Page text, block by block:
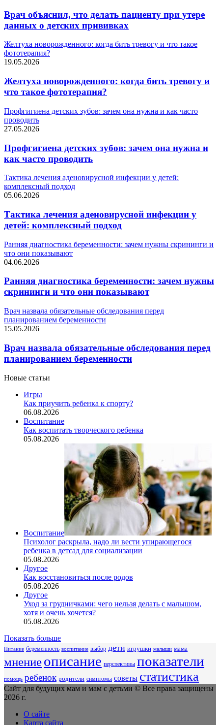
Врач объяснил, что делать пациенту при утере
данных о детских прививках
Желтуха новорожденного: когда бить тревогу и что такое
фототерапия?
19.05.2026
Желтуха новорожденного: когда бить тревогу и
что такое фототерапия?
Профгигиена детских зубов: зачем она нужна и как часто
проводить
27.05.2026
Профгигиена детских зубов: зачем она нужна и
как часто проводить
Тактика лечения аденовирусной инфекции у детей:
комплексный подход
05.06.2026
Тактика лечения аденовирусной инфекции у
детей: комплексный подход
Ранняя диагностика беременности: зачем нужны скрининги и
что они показывают
04.06.2026
Ранняя диагностика беременности: зачем нужны
скрининги и что они показывают
Врач назвала обязательные обследования перед
планированием беременности
15.05.2026
Врач назвала обязательные обследования перед
планированием беременности
Новые статьи
Игры
Как приучить ребенка к спорту?
06.08.2026
Воспитание
Как воспитать творческого ребенка
05.08.2026
Воспитание
Психолог раскрыла, надо ли вести упирающегося
ребенка в детсад для социализации
05.08.2026
Другое
Как восстановиться после родов
05.08.2026
Другое
Уход за грудничками: чего нельзя делать с малышом,
хотя и очень хочется?
05.08.2026
Показать больше
Питание беременность воспитание выбор дети игрушки малыши мама
мнениеописание перспективы показатели
помощь ребенок родители симптомы советы статистика
Сайт для будущих мам и мам с детьми © Все права защищены
2026 г.
О сайте
Карта сайта